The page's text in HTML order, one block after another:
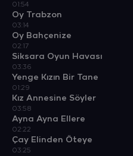
01:54
Oy Trabzon
03:14
Oy Bahçenize
02:17
Siksara Oyun Havası
03:36
Yenge Kızın Bir Tane
01:29
Kız Annesine Söyler
03:58
Ayna Ayna Ellere
02:22
Çay Elinden Öteye
03:25